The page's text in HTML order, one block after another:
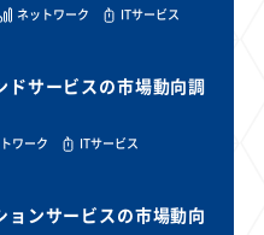
ネットワーク
ITサービス
サービスの市場動向調
ワーク
ITサービス
ンサービスの市場動向